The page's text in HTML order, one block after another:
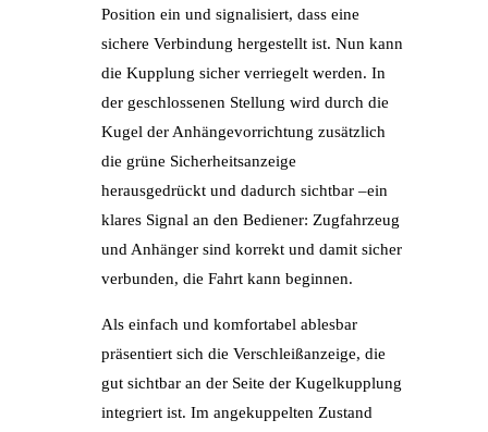
Position ein und signalisiert, dass eine
sichere Verbindung hergestellt ist. Nun kann
die Kupplung sicher verriegelt werden. In
der geschlossenen Stellung wird durch die
Kugel der Anhängevorrichtung zusätzlich
die grüne Sicherheitsanzeige
herausgedrückt und dadurch sichtbar –ein
klares Signal an den Bediener: Zugfahrzeug
und Anhänger sind korrekt und damit sicher
verbunden, die Fahrt kann beginnen.
Als einfach und komfortabel ablesbar
präsentiert sich die Verschleißanzeige, die
gut sichtbar an der Seite der Kugelkupplung
integriert ist. Im angekuppelten Zustand